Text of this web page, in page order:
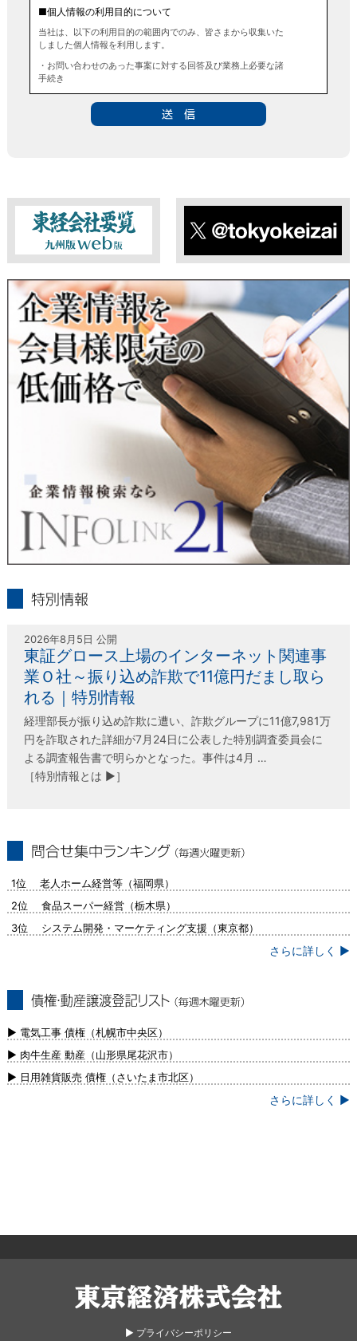
■個人情報の利用目的について
当社は、以下の利用目的の範囲内でのみ、皆さまから収集いた
しました個人情報を利用します。
・お問い合わせのあった事案に対する回答及び業務上必要な諸
手続き
■個人情報の第三者提供について
■ 個人情報提供の任意性及び留意点
個人情報のご提供は任意ですが、必要な個人情報をご提供いた
だけなかった場合は、上記利用目的を達成できない場合があり
ますのでご了承ください。
当社は、本人が自己の個人情報について、通知・開示・訂正・
追加・削除・利用停止・提供停止の希望がございましたら、本
人または代理人の請求応じて、個人データの通知・開示・訂
正・追加・削除・利用停止・提供停止の請求に応じます。
受付方法は、本人確認資料（運転免許証、パスポート何れかの
コピー）、「個人情報取扱申請書」「委任状」（代理人による
申請の場合のみ必要となります）を当社宛にお送り下さい。
＜個人情報保護に関するお問合せ・相談窓口＞
〒802-0004 北九州市小倉北区鍛冶町2丁目5-11（第一東経ビ
フリーダイヤル 0120-55-9986
受付時間 平日9：00～17：00
東経会社要覧web版 X
2026年8月5日 公開
東証グロース上場のインターネット関連事
業Ｏ社～振り込め詐欺で11億円だまし取ら
れる｜特別情報
経理部長が振り込め詐欺に遭い、詐欺グループに11億7,981万
円を詐取された詳細が7月24日に公表した特別調査委員会に
よる調査報告書で明らかとなった。事件は4月 …
［特別情報とは ▶］
1位 老人ホーム経営等（福岡県）
2位 食品スーパー経営（栃木県）
3位 システム開発・マーケティング支援（東京都）
さらに詳しく ▶
新）
▶ 電気工事 債権（札幌市中央区）
▶ 肉牛生産 動産（山形県尾花沢市）
▶ 日用雑貨販売 債権（さいたま市北区）
さらに詳しく ▶
▶︎ プライバシーポリシー